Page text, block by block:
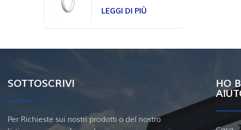
valvole
LEGGI DI PIÙ
SOTTOSCRIVI
Per Richieste sui nostri prodotti o del nostro
HO